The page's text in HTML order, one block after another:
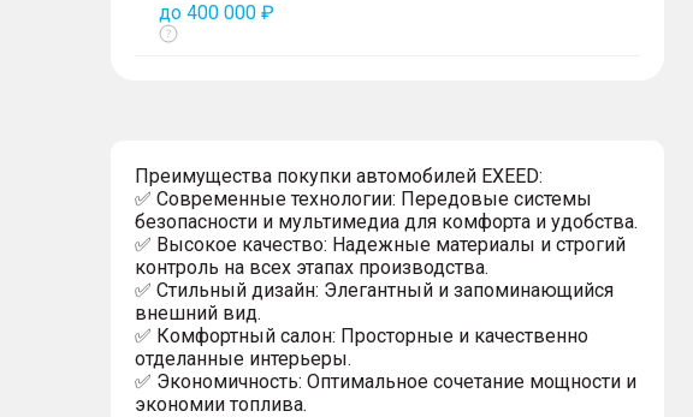
до 400 000 ₽
Показать
Преимущества покупки автомобилей EXEED:
✅ Современные технологии: Передовые системы
безопасности и мультимедиа для комфорта и удобства.
✅ Высокое качество: Надежные материалы и строгий
контроль на всех этапах производства.
✅ Стильный дизайн: Элегантный и запоминающийся
внешний вид.
✅ Комфортный салон: Просторные и качественно
отделанные интерьеры.
✅ Экономичность: Оптимальное сочетание мощности и
экономии топлива.